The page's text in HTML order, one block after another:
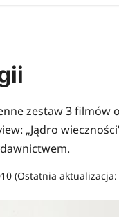
zestaw 3
„Jądro
(Ostatnia